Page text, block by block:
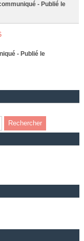
- Publié le
- Publié le